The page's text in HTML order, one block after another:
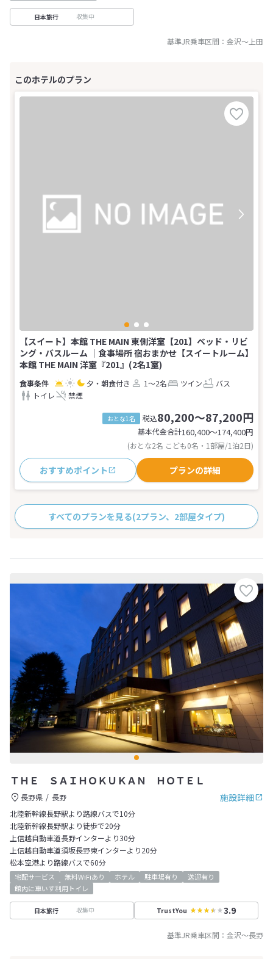
日本旅行 収集中
基準JR乗車区間： 金沢～ 上田
【スイート】本館 THE MAIN 東側洋室【201】ベッド・リビ
ング・バスルーム ｜食事場所 宿おまかせ【スイートルーム】
本館 THE MAIN 洋室『201』(2名1室)
夕・朝食付き 1～2名 ツイン
バス
トイレ
禁煙
おとな1名 税込80,200～87,200円
基本代金合計160,400〜174,400円
(おとな2名 こども0名・1部屋/1泊2日)
おすすめポイント プランの詳細
すべてのプランを見る(2プラン、2部屋タイプ)
ＴＨＥ ＳＡＩＨＯＫＵＫＡＮ ＨＯＴＥＬ
施設詳細
長野県
長野
北陸新幹線長野駅より路線バスで10分
北陸新幹線長野駅より徒歩で20分
上信越自動車道長野インターより30分
上信越自動車道須坂長野東インターより20分
松本空港より路線バスで60分
宅配サービス 無料WiFiあり ホテル 駐車場有り
送迎有り
館内に車いす利用トイレ
日本旅行 収集中 TrustYou 3.9
基準JR乗車区間： 金沢～長野